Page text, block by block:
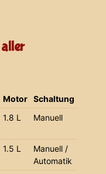
Motor Schaltung
1.8 L Manuell
1.5 L
Manuell /
Automatik